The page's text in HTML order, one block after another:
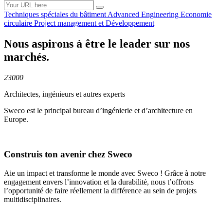
Techniques spéciales du bâtiment Advanced Engineering Economie
circulaire Project management et Développement
Nous aspirons à être le leader sur nos
marchés.
23000
Architectes, ingénieurs et autres experts
Sweco est le principal bureau d’ingénierie et d’architecture en
Europe.
Construis ton avenir chez Sweco
Aie un impact et transforme le monde avec Sweco ! Grâce à notre
engagement envers l’innovation et la durabilité, nous t’offrons
l’opportunité de faire réellement la différence au sein de projets
multidisciplinaires.